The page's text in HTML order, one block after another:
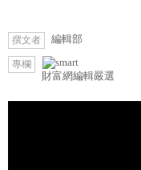
撰文者 編輯部
專欄
財富網編輯嚴選